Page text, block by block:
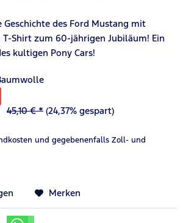
Geschichte des Ford Mustang mit
Shirt zum 60-jährigen Jubiläum! Ein
kultigen Pony Cars!
45,10 € * (24,37% gespart)
und gegebenenfalls Zoll- und
Merken